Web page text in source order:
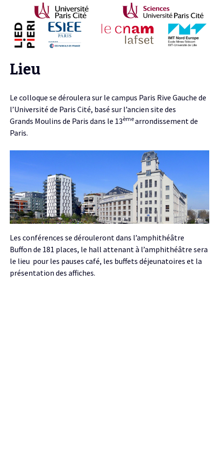
Lieu
Le colloque se déroulera sur le campus Paris Rive Gauche de
l’Université de Paris Cité, basé sur l’ancien site des
Grands Moulins de Paris dans le 13èmearrondissement de
Paris.
Les conférences se dérouleront dans l’amphithéâtre
Buffon de 181 places, le hall attenant à l’amphithéâtre sera
le lieu pour les pauses café, les buffets déjeunatoires et la
présentation des affiches.